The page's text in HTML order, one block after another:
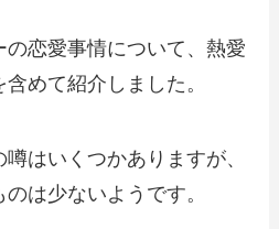
恋愛事情について、熱愛
めて紹介しました。
はいくつかありますが、
は少ないようです。